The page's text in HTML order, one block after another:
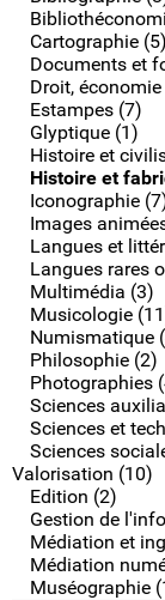
Cartographie (5)
Documents et
Droit,
Estampes (7)
Glyptique (1)
Histoire et
Histoire et
Iconographie
Images
Langues et
Langues rares
Multimédia (3)
Musicologie
Numismatique
Philosophie (2)
Photographies
Sciences
Sciences et
Sciences
Valorisation (10)
Edition (2)
Gestion de
Médiation et
Médiation
Muséographie